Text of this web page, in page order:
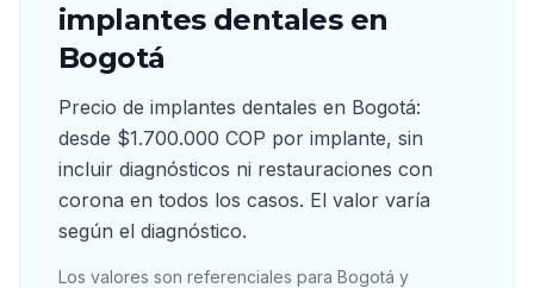
implantes dentalesen
Bogotá
Precio de implantes dentales en Bogotá:
desde $1.700.000 COP por implante, sin
incluir diagnósticos ni restauraciones con
corona en todos los casos. El valor varía
según el diagnóstico.
Los valores son referenciales para Bogotá y